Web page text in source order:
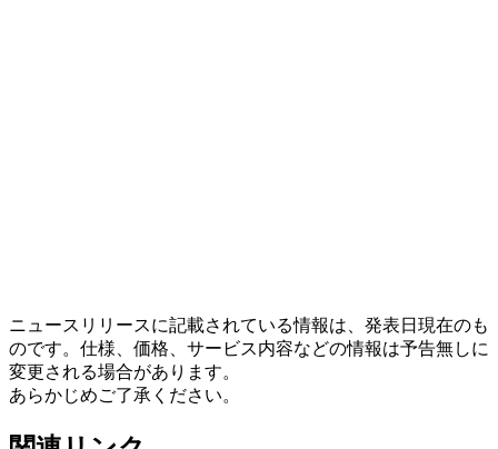
ニュースリリースに記載されている情報は、発表日現在のも
のです。仕様、価格、サービス内容などの情報は予告無しに
変更される場合があります。
あらかじめご了承ください。